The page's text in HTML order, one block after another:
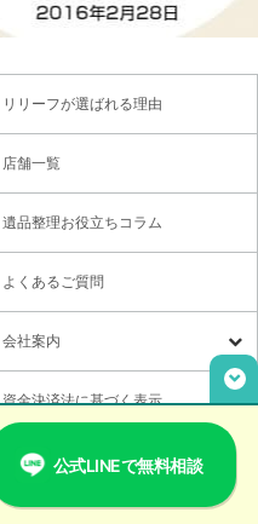
公式LINEで無料相談
リリーフが選ばれる理由
残置物撤去
ゴミ屋敷・モノ屋敷
領収書の発行方法
店舗一覧
遺品整理お役立ちコラム
よくあるご質問
LINE無料相談
会社案内
社長メッセージ
ユニウェブの使い方
資金決済法に基づく表示